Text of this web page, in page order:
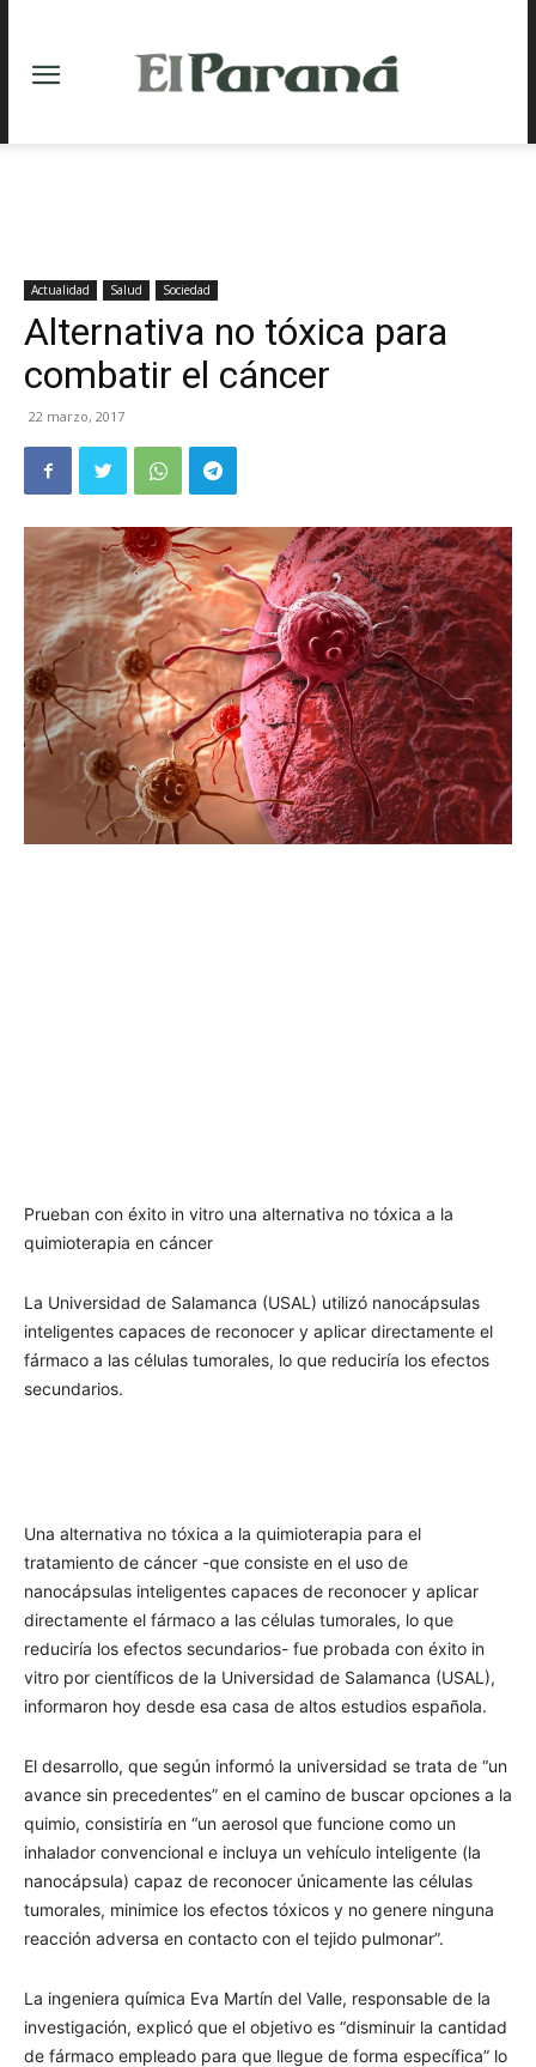
Actualidad Salud Sociedad
Alternativa no tóxica para
combatir el cáncer
22 marzo, 2017
Prueban con éxito in vitro una alternativa no tóxica a la
quimioterapia en cáncer
La Universidad de Salamanca (USAL) utilizó nanocápsulas
inteligentes capaces de reconocer y aplicar directamente el
fármaco a las células tumorales, lo que reduciría los efectos
secundarios.
Una alternativa no tóxica a la quimioterapia para el
tratamiento de cáncer -que consiste en el uso de
nanocápsulas inteligentes capaces de reconocer y aplicar
directamente el fármaco a las células tumorales, lo que
reduciría los efectos secundarios- fue probada con éxito in
vitro por científicos de la Universidad de Salamanca (USAL),
informaron hoy desde esa casa de altos estudios española.
El desarrollo, que según informó la universidad se trata de “un
avance sin precedentes” en el camino de buscar opciones a la
quimio, consistiría en “un aerosol que funcione como un
inhalador convencional e incluya un vehículo inteligente (la
nanocápsula) capaz de reconocer únicamente las células
tumorales, minimice los efectos tóxicos y no genere ninguna
reacción adversa en contacto con el tejido pulmonar”.
La ingeniera química Eva Martín del Valle, responsable de la
investigación, explicó que el objetivo es “disminuir la cantidad
de fármaco empleado para que llegue de forma específica” lo